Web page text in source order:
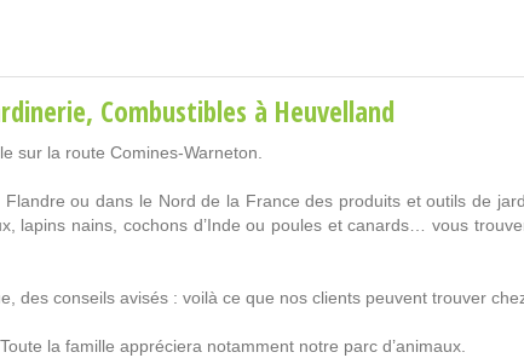
, Combustibles à Heuvelland
sur la route Comines-Warneton.
ou dans le Nord de la France des produits et outils de
lapins nains, cochons d’Inde ou poules et canards… vous
des conseils avisés : voilà ce que nos clients peuvent trouver
la famille appréciera notamment notre parc d’animaux.